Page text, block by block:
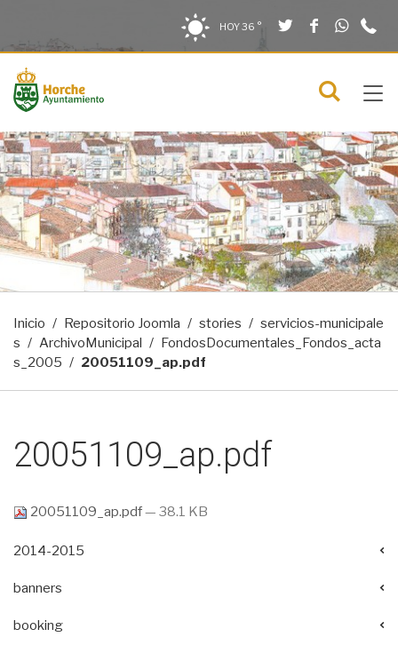
HOY36 ° TwitterFacebook
menú
Inicio Repositorio Joomla stories
servicios-municipale
s
ArchivoMunicipal
FondosDocumentales_Fondos_acta
s_2005
20051109_ap.pdf
20051109_ap.pdf
20051109_ap.pdf— 38.1 KB
2014-2015
banners
booking